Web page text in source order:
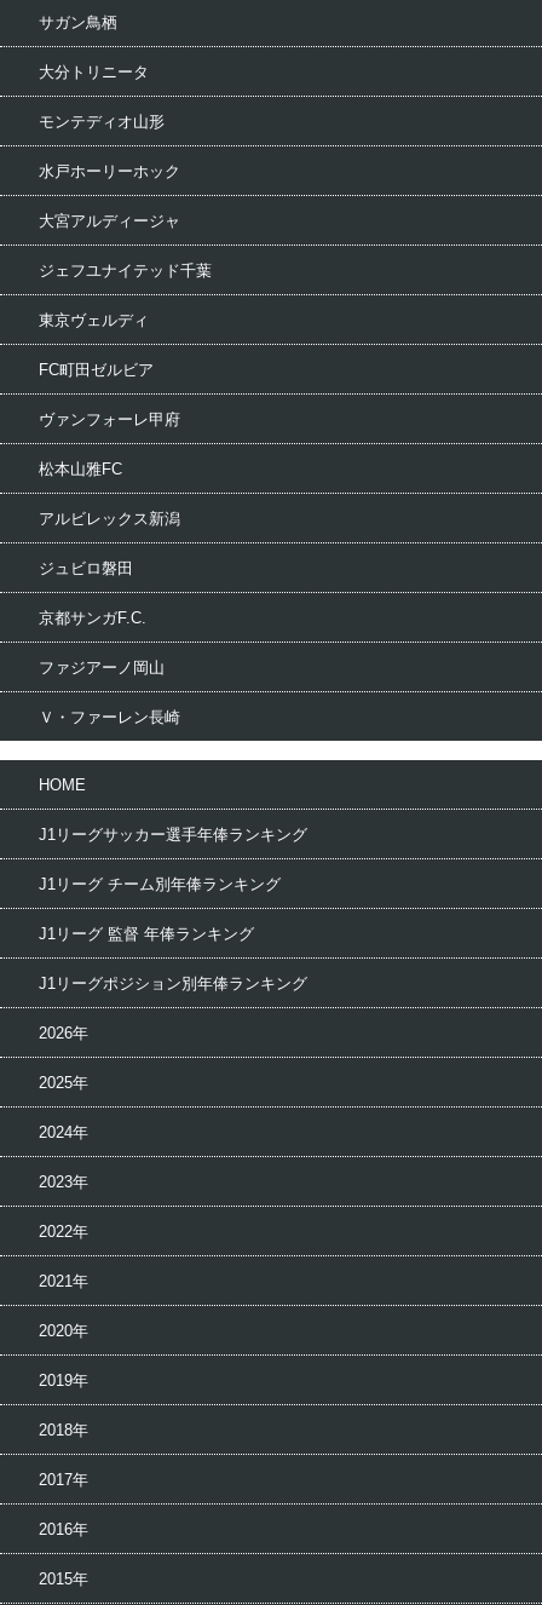
サガン鳥栖
大分トリニータ
モンテディオ山形
水戸ホーリーホック
大宮アルディージャ
ジェフユナイテッド千葉
東京ヴェルディ
FC町田ゼルビア
ヴァンフォーレ甲府
松本山雅FC
アルビレックス新潟
ジュビロ磐田
京都サンガF.C.
ファジアーノ岡山
Ｖ・ファーレン長崎
HOME
J1リーグサッカー選手年俸ランキング
J1リーグ チーム別年俸ランキング
J1リーグ 監督 年俸ランキング
J1リーグポジション別年俸ランキング
2026年
2025年
2024年
2023年
2022年
2021年
2020年
2019年
2018年
2017年
2016年
2015年